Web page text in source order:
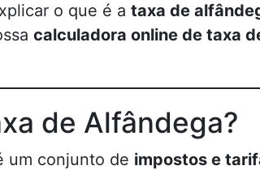
o que é a taxa de
calculadora online de taxa
de Alfândega?
um conjunto de impostos e